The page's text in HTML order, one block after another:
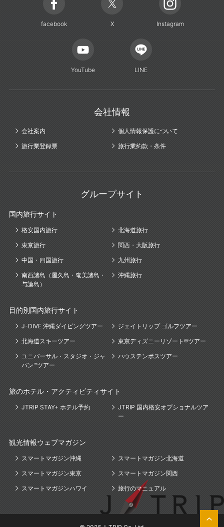
facebook X Instagram
YouTube LINE
会社情報
会社案内
個人情報保護について
旅行業登録票
旅行業約款・条件
グループサイト
国内旅行サイト
格安国内旅行
北海道旅行
東京旅行
関西・大阪旅行
中国・四国旅行
九州旅行
南西諸島（屋久島・奄美諸島・
与論島）
沖縄旅行
目的別国内旅行サイト
J-DIVE 沖縄ダイビングツアー
ジェイトリップ ゴルフツアー
北海道スキーツアー
東京ディズニーリゾート®ツアー
ユニバーサル・スタジオ・ジャ
パン™ツアー
ハウステンボスツアー
旅のホテル・アクティビティサイト
JTRIP STAY+ ホテル予約
JTRIP 国内格安オプショナルツア
ー
観光情報ウェブマガジン
スマートマガジン沖縄
スマートマガジン北海道
スマートマガジン東京
スマートマガジン関西
スマートマガジンハワイ
旅行のマニュアル